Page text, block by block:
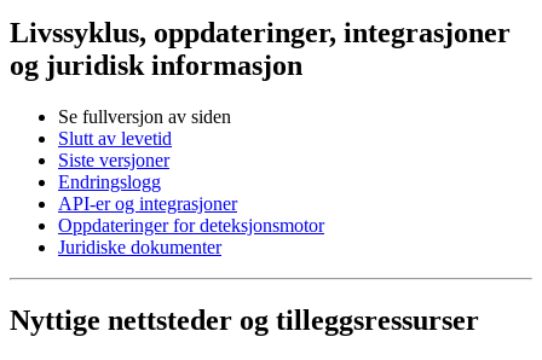
Livssyklus, oppdateringer, integrasjoner
og juridisk informasjon
Se fullversjon av siden
Slutt av levetid
Siste versjoner
Endringslogg
API-er og integrasjoner
Oppdateringer for deteksjonsmotor
Juridiske dokumenter
Nyttige nettsteder og tilleggsressurser